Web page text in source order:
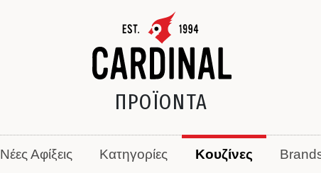
ΠΡΟΪΟΝΤΑ
Νέες Αφίξεις Κατηγορίες Κουζίνες